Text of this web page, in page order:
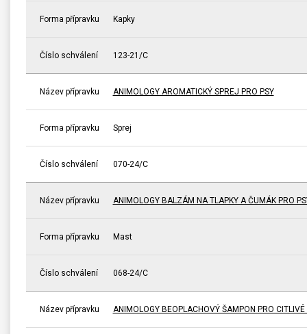
Forma přípravku Kapky
Číslo schválení 123-21/C
Název přípravku ANIMOLOGY AROMATICKÝ SPREJ PRO PSY
Forma přípravku Sprej
Číslo schválení 070-24/C
Název přípravku ANIMOLOGY BALZÁM NA TLAPKY A ČUMÁK PRO
Forma přípravku Mast
Číslo schválení 068-24/C
Název přípravku ANIMOLOGY BEOPLACHOVÝ ŠAMPON PRO CITLIVÉ